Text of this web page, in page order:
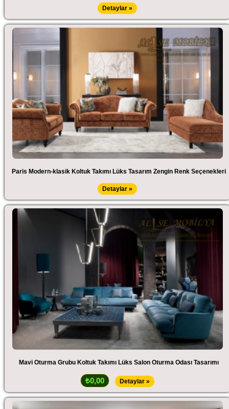
Detaylar »
Paris Modern-klasik Koltuk Takımı Lüks Tasarım Zengin Renk Seçenekleri
Detaylar »
Mavi Oturma Grubu Koltuk Takımı Lüks Salon Oturma Odası Tasarımı
₺0,00 Detaylar »